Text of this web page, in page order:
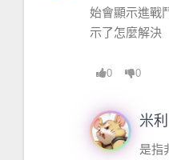
始會顯示進戰
示了怎麼解決
0 0
米利
是指